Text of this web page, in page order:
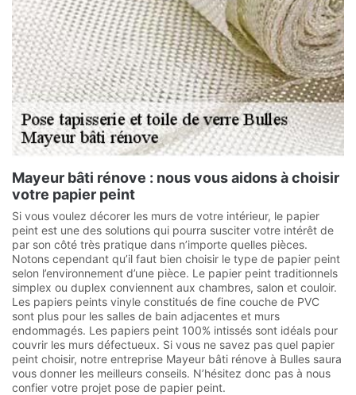
Mayeur bâti rénove : nous vous aidons à choisir
votre papier peint
Si vous voulez décorer les murs de votre intérieur, le papier
peint est une des solutions qui pourra susciter votre intérêt de
par son côté très pratique dans n’importe quelles pièces.
Notons cependant qu’il faut bien choisir le type de papier peint
selon l’environnement d’une pièce. Le papier peint traditionnels
simplex ou duplex conviennent aux chambres, salon et couloir.
Les papiers peints vinyle constitués de fine couche de PVC
sont plus pour les salles de bain adjacentes et murs
endommagés. Les papiers peint 100% intissés sont idéals pour
couvrir les murs défectueux. Si vous ne savez pas quel papier
peint choisir, notre entreprise Mayeur bâti rénove à Bulles saura
vous donner les meilleurs conseils. N’hésitez donc pas à nous
confier votre projet pose de papier peint.